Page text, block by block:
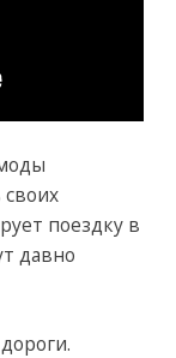
поездку в
давно